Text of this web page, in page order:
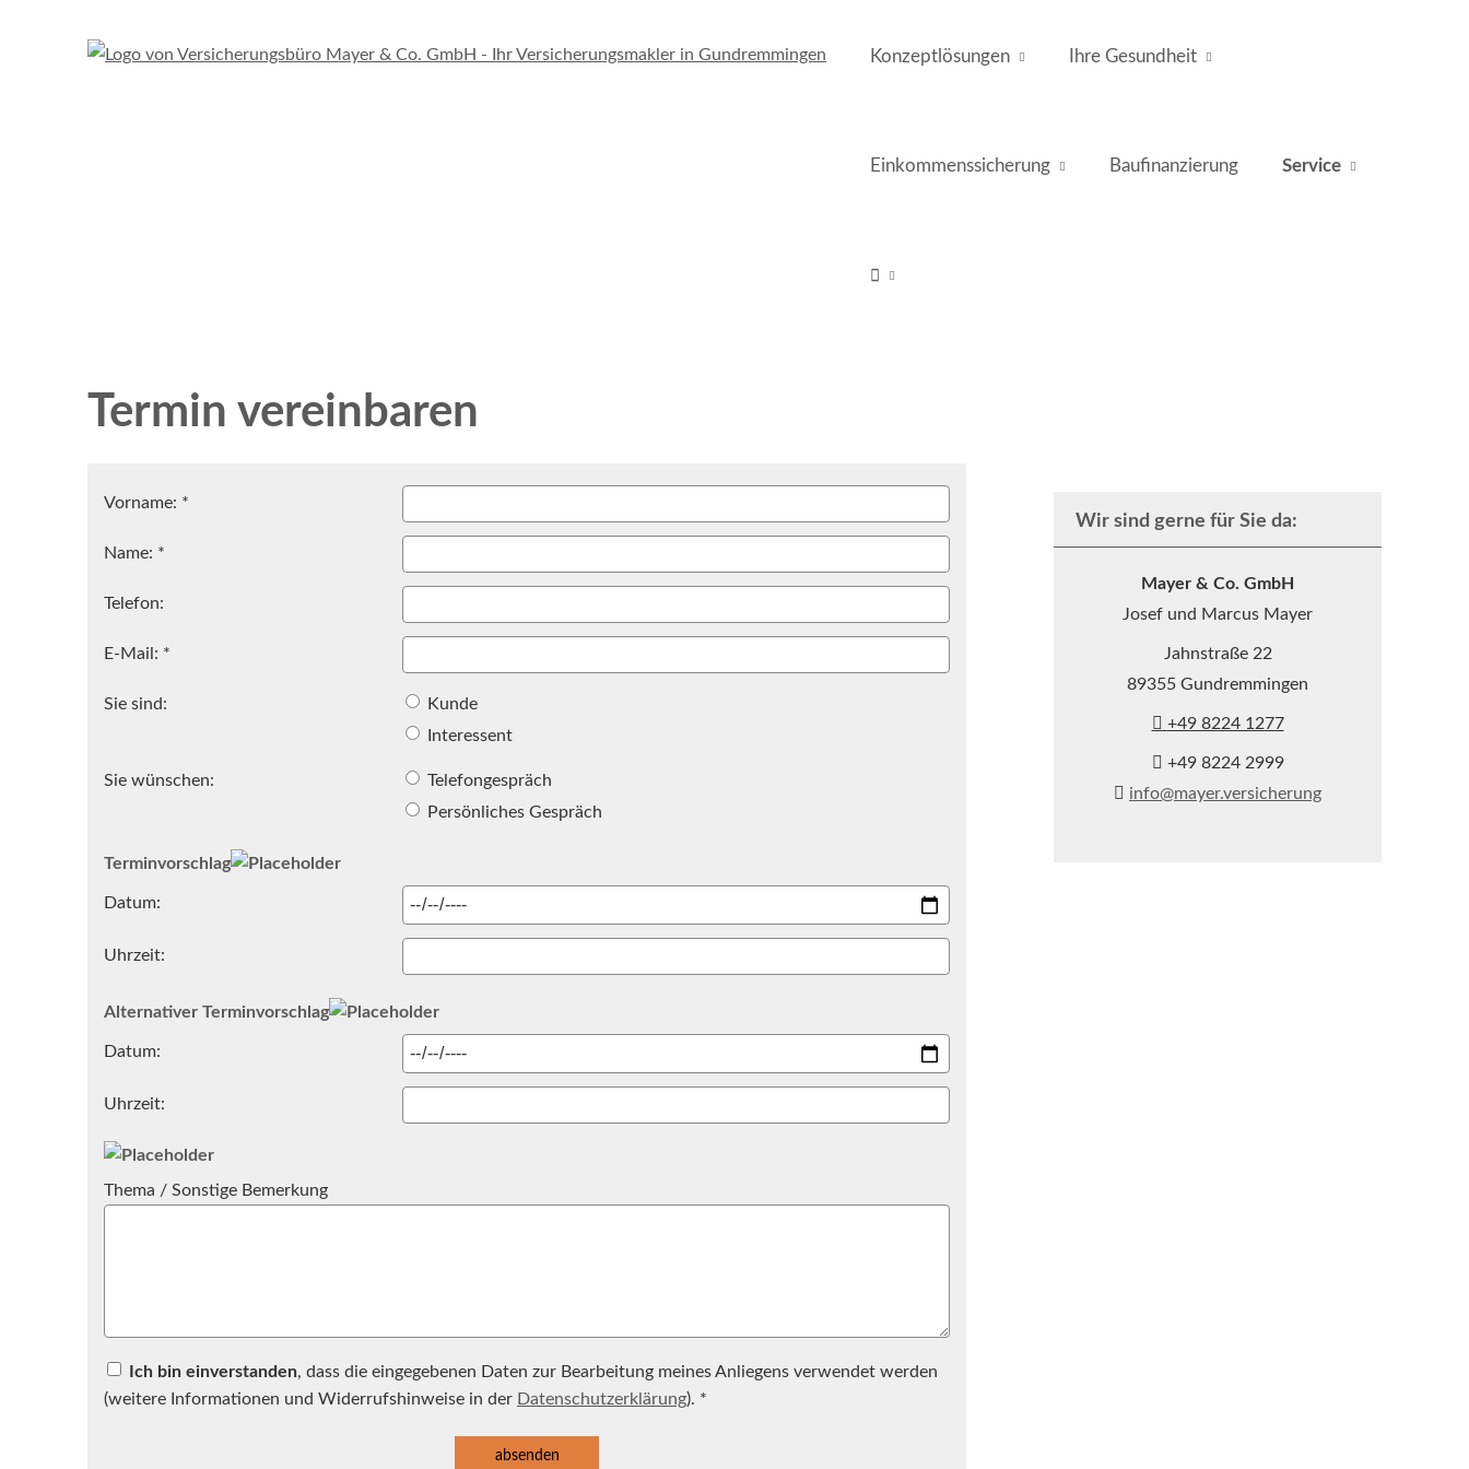
Konzeptlösungen Ihre Gesundheit
Einkommenssicherung Baufinanzierung Service
Wir sind gerne für Sie da:
Mayer & Co. GmbH
Josef und Marcus Mayer
Jahnstraße 22
89355 Gundremmingen
+49 8224 1277
+49 8224 2999
info@mayer.versicherung
Termin ver­ein­baren
Vorname: *
Name: *
Telefon:
E-Mail: *
Sie sind:
Kunde
Interessent
Sie wünschen:
Telefongespräch
Persönliches Gespräch
Terminvorschlag
Datum:
Uhrzeit:
Alternativer Terminvorschlag
Datum:
Uhrzeit:
Thema / Sonstige Bemerkung
Ich bin einverstanden, dass die eingegebenen Daten zur Bearbeitung meines Anliegens verwendet werden
(weitere Informationen und Widerrufshinweise in der Datenschutzerklärung). *
absenden